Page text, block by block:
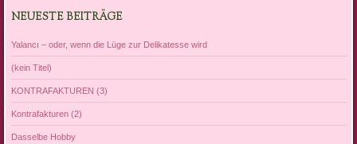
NEUESTE BEITRÄGE
Yalancı – oder, wenn die Lüge zur Delikatesse wird
(kein Titel)
KONTRAFAKTUREN (3)
Kontrafakturen (2)
Dasselbe Hobby